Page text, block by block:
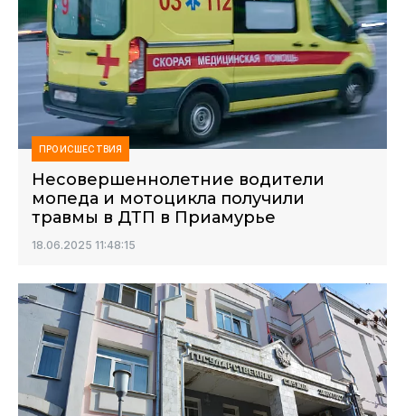
ПРОИСШЕСТВИЯ
Несовершеннолетние водители
мопеда и мотоцикла получили
травмы в ДТП в Приамурье
18.06.2025 11:48:15